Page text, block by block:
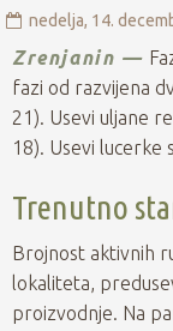
nedelja, 14.
Zrenjanin —
fazi od razvijena
21). Usevi uljane
18). Usevi lucerke
Trenutno
Brojnost aktivnih
lokaliteta,
proizvodnje. Na